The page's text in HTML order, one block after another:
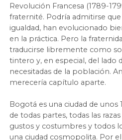
Revolución Francesa (1789-
fraternité. Podría admitirse
igualdad, han evolucionado
en la práctica. Pero la
traducirse libremente como
tintero y, en especial, del lado
necesitadas de la población.
merecería capítulo aparte.
Bogotá es una ciudad de
de todas partes, todas las
gustos y costumbres y todos
una ciudad cosmopolita. Por